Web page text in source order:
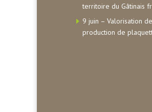
territoire du Gâtinais
9 juin – Valorisation
production de